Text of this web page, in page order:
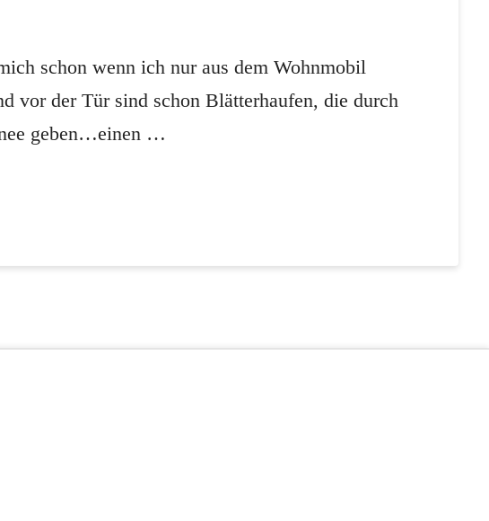
schon wenn ich nur aus dem Wohnmobil
vor der Tür sind schon Blätterhaufen, die durch
geben…einen …